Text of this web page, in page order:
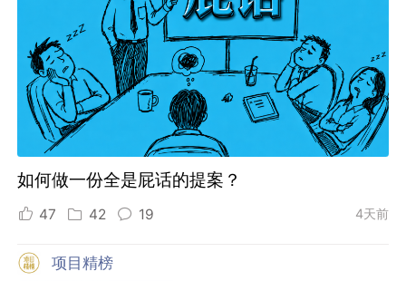
如何做一份全是屁话的提案？
47 42 19 4天前
项目精榜